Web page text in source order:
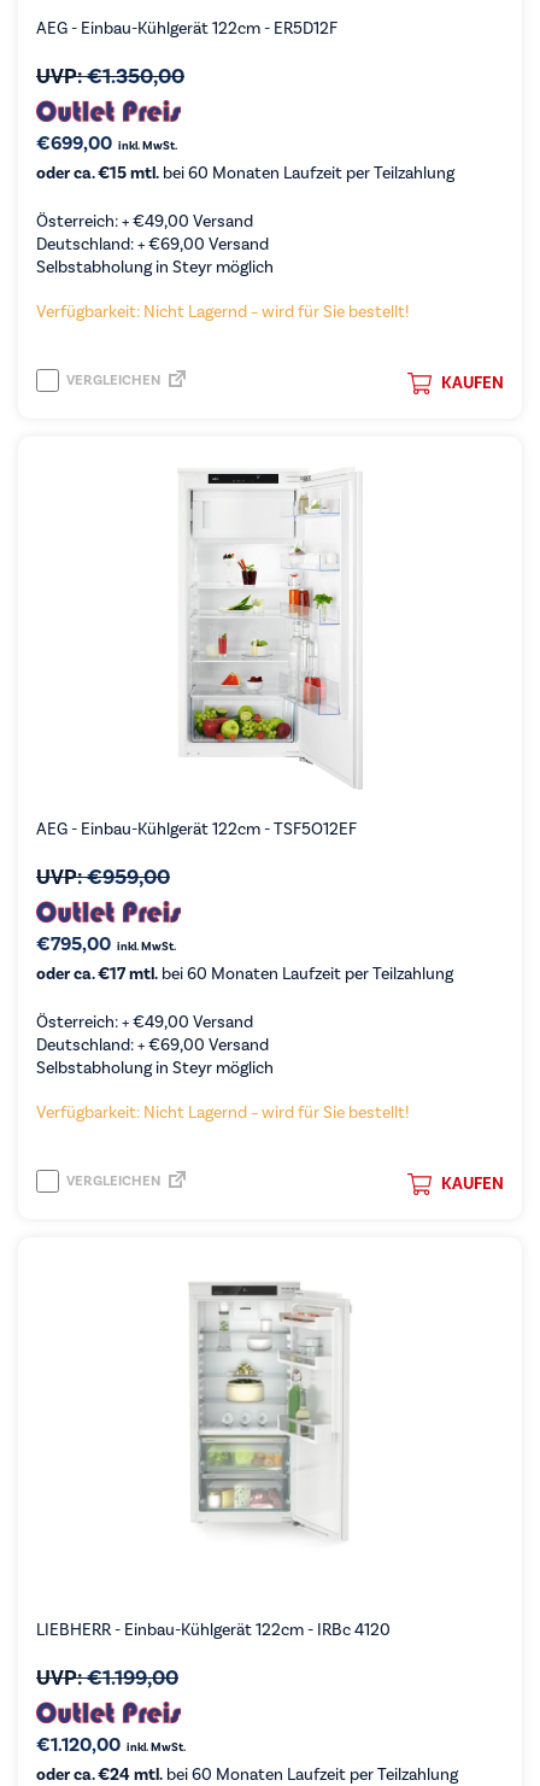
AEG - Einbau-Kühlgerät 122cm - ER5D12F
UVP:€1.350,00
€699,00 inkl. MwSt.
oder ca. €15 mtl. bei 60 Monaten Laufzeit per Teilzahlung
Österreich: +€49,00 Versand
Deutschland: +€69,00 Versand
Selbstabholung in Steyr möglich
Verfügbarkeit: Nicht Lagernd – wird für Sie bestellt!
KAUFEN
VERGLEICHEN
AEG - Einbau-Kühlgerät 122cm - TSF5O12EF
UVP:€959,00
€795,00 inkl. MwSt.
oder ca. €17 mtl. bei 60 Monaten Laufzeit per Teilzahlung
Österreich: +€49,00 Versand
Deutschland: +€69,00 Versand
Selbstabholung in Steyr möglich
Verfügbarkeit: Nicht Lagernd – wird für Sie bestellt!
KAUFEN
VERGLEICHEN
LIEBHERR - Einbau-Kühlgerät 122cm - IRBc 4120
UVP:€1.199,00
€1.120,00 inkl. MwSt.
oder ca. €24 mtl. bei 60 Monaten Laufzeit per Teilzahlung